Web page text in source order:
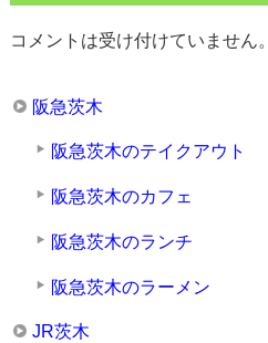
コメントは受け付けていません。
阪急茨木
阪急茨木のテイクアウト
阪急茨木のカフェ
阪急茨木のランチ
阪急茨木のラーメン
JR茨木